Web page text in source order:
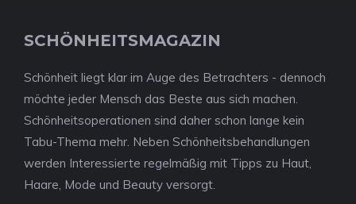
SCHÖNHEITSMAGAZIN
Schönheit liegt klar im Auge des Betrachters - dennoch
möchte jeder Mensch das Beste aus sich machen.
Schönheitsoperationen sind daher schon lange kein
Tabu-Thema mehr. Neben Schönheitsbehandlungen
werden Interessierte regelmäßig mit Tipps zu Haut,
Haare, Mode und Beauty versorgt.